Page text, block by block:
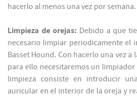
hacerlo al menos una vez por semana.
Limpieza de orejas: Debido a que
necesario limpiar periodicamente el
Basset Hound. Con hacerlo una vez a
para ello necesitaremos un limpiador
limpieza consiste en introducir
auricular en el interior de la oreja y